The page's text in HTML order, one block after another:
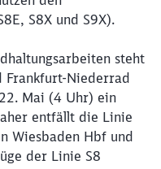
S8X und S9X).
steht
Frankfurt-Niederrad
Mai (4 Uhr) ein
entfällt die Linie
Wiesbaden Hbf und
der Linie S8